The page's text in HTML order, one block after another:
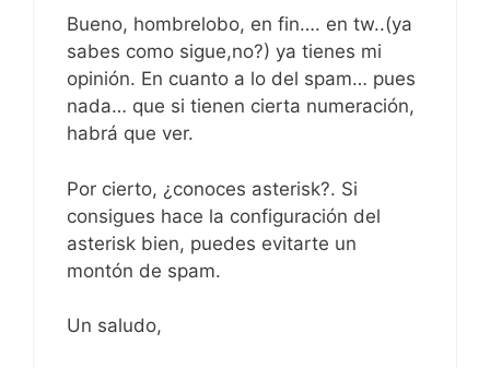
Bueno, hombrelobo, en fin…. en tw..(ya
sabes como sigue,no?) ya tienes mi
opinión. En cuanto a lo del spam… pues
nada… que si tienen cierta numeración,
habrá que ver.
Por cierto, ¿conoces asterisk?. Si
consigues hace la configuración del
asterisk bien, puedes evitarte un
montón de spam.
Un saludo,